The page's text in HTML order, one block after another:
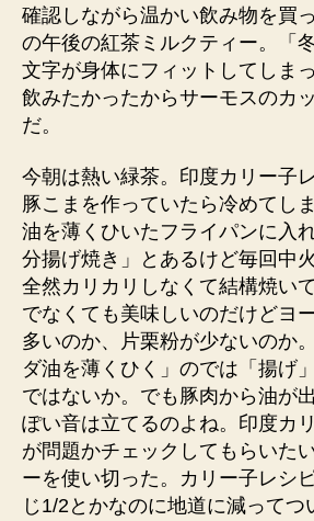
確認しながら温かい飲み物を買
の午後の紅茶ミルクティー。「
文字が身体にフィットしてしま
飲みたかったからサーモスのカ
だ。
今朝は熱い緑茶。印度カリー子
豚こまを作っていたら冷めてし
油を薄くひいたフライパンに入
分揚げ焼き」とあるけど毎回中
全然カリカリしなくて結構焼い
でなくても美味しいのだけどヨ
多いのか、片栗粉が少ないのか
ダ油を薄くひく」のでは「揚げ
ではないか。でも豚肉から油が
ぽい音は立てるのよね。印度カ
が問題かチェックしてもらいた
ーを使い切った。カリー子レシ
じ1/2とかなのに地道に減ってつ